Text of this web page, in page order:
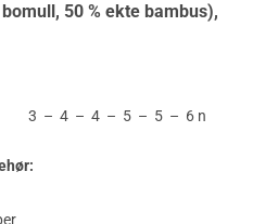
50 % ekte bambus),
– 4 – 4 – 5 – 5 – 6 n